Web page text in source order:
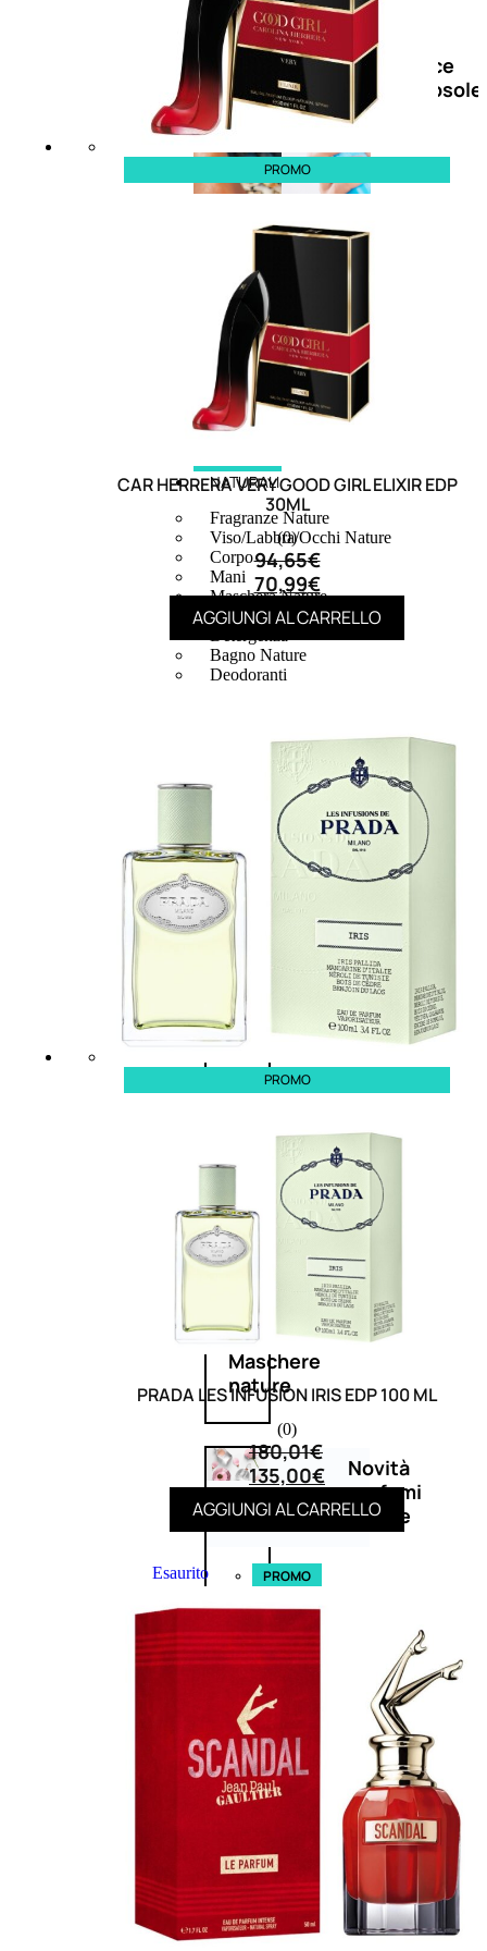
DoposoleDocce
doposole
NATURALI
Fragranze Nature
Viso/Labbra/Occhi Nature
Corpo
Mani
Maschera Nature
Trattamenti Viso
Detergenza
Bagno Nature
Deodoranti
Profumi
nature
Viso/Labbra/Occhi
Corpo
Mani
Bagno
Detergenza
Trattamenti
viso
Maschere
nature
Novità
profumi
nature
Esaurito PROMO
Fragranze
Nature
L’OCCITANE
EDT
FIORI
DI
Valutato
PROMO
CAR HERRERA VERY GOOD GIRL ELIXIR EDP
30ML
(0)
94,65€
70,99€
AGGIUNGI AL CARRELLO
PROMO
PRADA LES INFUSION IRIS EDP 100 ML
(0)
180,01€
135,00€
AGGIUNGI AL CARRELLO